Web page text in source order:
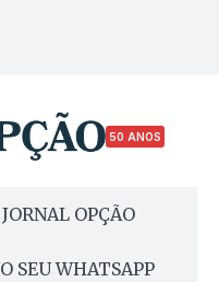
50 ANOS
OPÇÃO
SEU WHATSAPP